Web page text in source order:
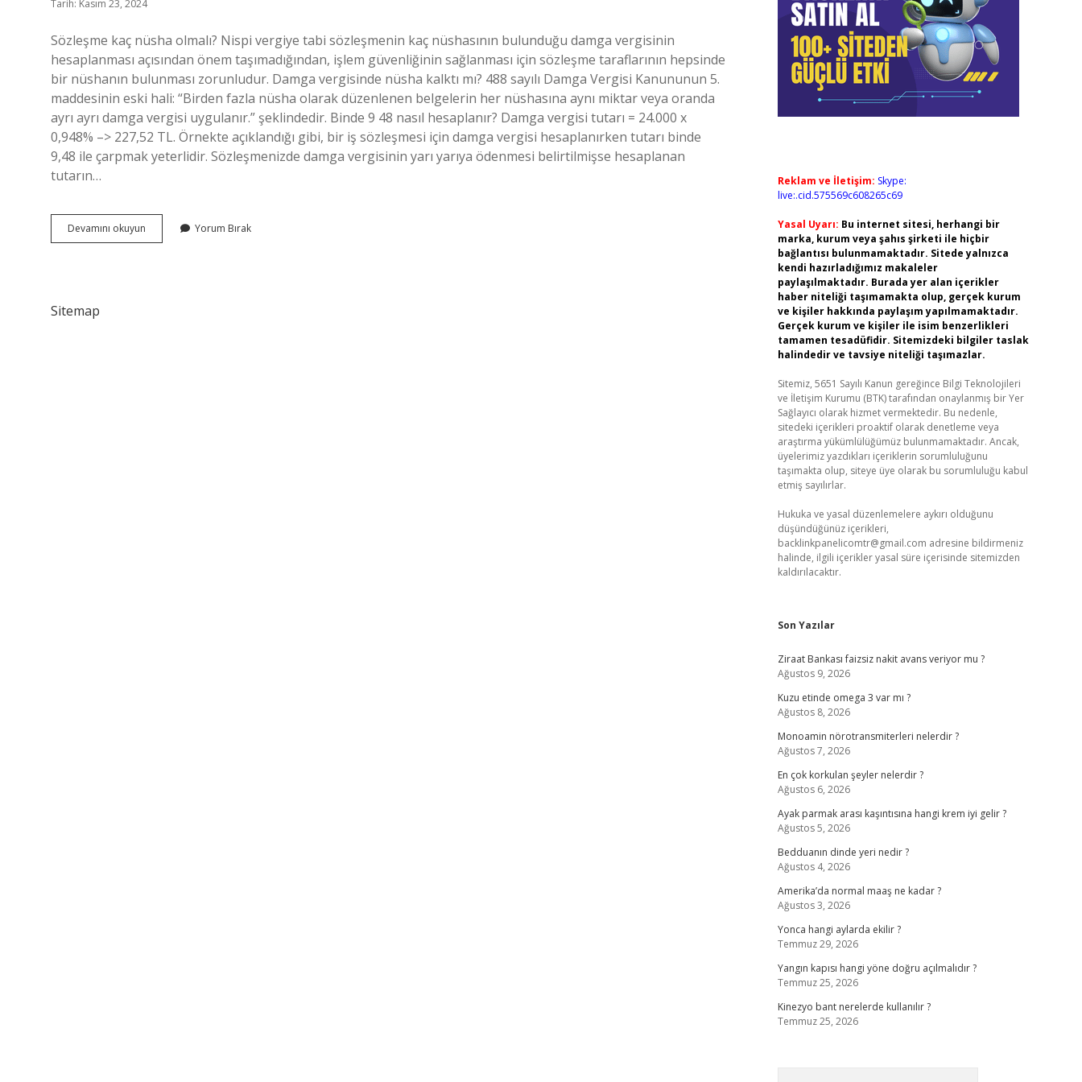
Tarih: Kasım 23, 2024
Sözleşme kaç nüsha olmalı? Nispi vergiye tabi sözleşmenin kaç nüshasının bulunduğu damga vergisinin
hesaplanması açısından önem taşımadığından, işlem güvenliğinin sağlanması için sözleşme taraflarının hepsinde
bir nüshanın bulunması zorunludur. Damga vergisinde nüsha kalktı mı? 488 sayılı Damga Vergisi Kanununun 5.
maddesinin eski hali: “Birden fazla nüsha olarak düzenlenen belgelerin her nüshasına aynı miktar veya oranda
ayrı ayrı damga vergisi uygulanır.” şeklindedir. Binde 9 48 nasıl hesaplanır? Damga vergisi tutarı = 24.000 x
0,948% –> 227,52 TL. Örnekte açıklandığı gibi, bir iş sözleşmesi için damga vergisi hesaplanırken tutarı binde
9,48 ile çarpmak yeterlidir. Sözleşmenizde damga vergisinin yarı yarıya ödenmesi belirtilmişse hesaplanan
tutarın…
Devamını okuyun
Ile
Yorum Bırak
Sitemap
Reklam ve İletişim: Skype:
live:.cid.575569c608265c69
Yasal Uyarı: Bu internet sitesi, herhangi bir
marka, kurum veya şahıs şirketi ile hiçbir
bağlantısı bulunmamaktadır. Sitede yalnızca
kendi hazırladığımız makaleler
paylaşılmaktadır. Burada yer alan içerikler
haber niteliği taşımamakta olup, gerçek kurum
ve kişiler hakkında paylaşım yapılmamaktadır.
Gerçek kurum ve kişiler ile isim benzerlikleri
tamamen tesadüfidir. Sitemizdeki bilgiler taslak
halindedir ve tavsiye niteliği taşımazlar.
Sitemiz, 5651 Sayılı Kanun gereğince Bilgi Teknolojileri
ve İletişim Kurumu (BTK) tarafından onaylanmış bir Yer
Sağlayıcı olarak hizmet vermektedir. Bu nedenle,
sitedeki içerikleri proaktif olarak denetleme veya
araştırma yükümlülüğümüz bulunmamaktadır. Ancak,
üyelerimiz yazdıkları içeriklerin sorumluluğunu
taşımakta olup, siteye üye olarak bu sorumluluğu kabul
etmiş sayılırlar.
Hukuka ve yasal düzenlemelere aykırı olduğunu
düşündüğünüz içerikleri,
backlinkpanelicomtr@gmail.com adresine bildirmeniz
halinde, ilgili içerikler yasal süre içerisinde sitemizden
kaldırılacaktır.
Son Yazılar
Ziraat Bankası faizsiz nakit avans veriyor mu ?
Ağustos 9, 2026
Kuzu etinde omega 3 var mı ?
Ağustos 8, 2026
Monoamin nörotransmiterleri nelerdir ?
Ağustos 7, 2026
En çok korkulan şeyler nelerdir ?
Ağustos 6, 2026
Ayak parmak arası kaşıntısına hangi krem iyi gelir ?
Ağustos 5, 2026
Bedduanın dinde yeri nedir ?
Ağustos 4, 2026
Amerika’da normal maaş ne kadar ?
Ağustos 3, 2026
Yonca hangi aylarda ekilir ?
Temmuz 29, 2026
Yangın kapısı hangi yöne doğru açılmalıdır ?
Temmuz 25, 2026
Kinezyo bant nerelerde kullanılır ?
Temmuz 25, 2026